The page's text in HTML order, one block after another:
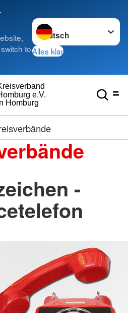
to
Sprache wechseln zu
Alles klar
Homburg
e.V.
-